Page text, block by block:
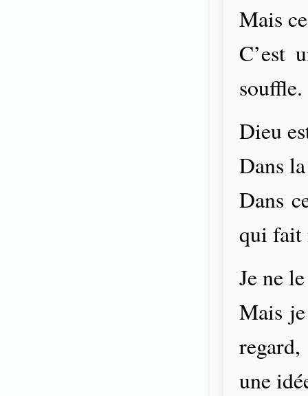
Mais
C’est
souffle.
Dieu
Dans
Dans
qui fait
Je ne
Mais
une